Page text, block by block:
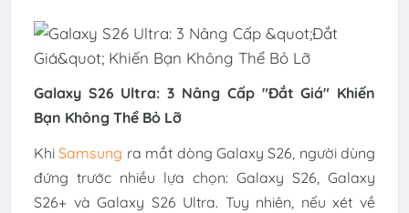
Galaxy S26 Ultra: 3 Nâng Cấp "Đắt Giá" Khiến
Bạn Không Thể Bỏ Lỡ
KhiSamsung ra mắt dòng Galaxy S26, người dùng
đứng trước nhiều lựa chọn: Galaxy S26, Galaxy
S26+ và Galaxy S26 Ultra. Tuy nhiên, nếu xét về